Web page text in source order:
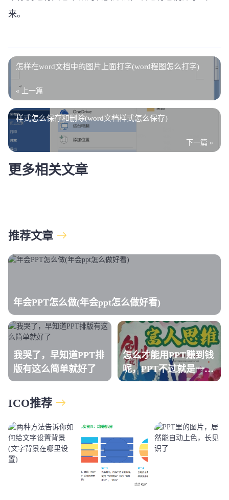
来。
怎样在word文档中的图片上面打字(word程图怎么打字)
« 上一篇
样式怎么保存和删除(word文档样式怎么保存)
下一篇 »
更多相关文章
推荐文章
年会PPT怎么做(年会ppt怎么做好看)
我哭了，早知道PPT排
版有这么简单就好了
怎么才能用PPT赚到钱
呢，PPT不过就是一个
文档啊,它怎么能赚钱
ICO推荐